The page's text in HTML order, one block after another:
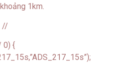
1km.
//
0) {